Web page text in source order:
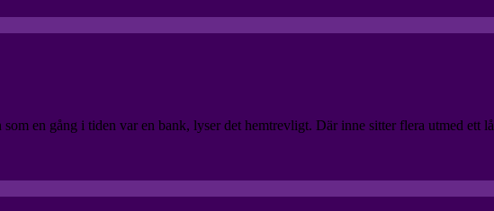
en gång i tiden var en bank, lyser det hemtrevligt. Där inne sitter flera utmed ett